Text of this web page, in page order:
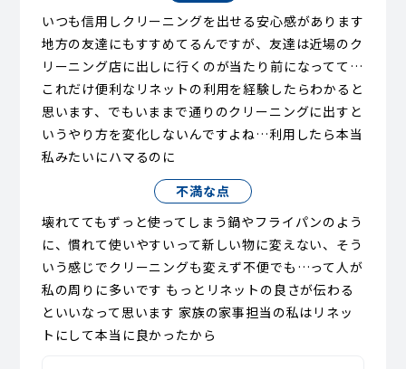
いつも信用しクリーニングを出せる安心感があります
地方の友達にもすすめてるんですが、友達は近場のク
リーニング店に出しに行くのが当たり前になってて…
これだけ便利なリネットの利用を経験したらわかると
思います、でもいままで通りのクリーニングに出すと
いうやり方を変化しないんですよね…利用したら本当
私みたいにハマるのに
不満な点
壊れててもずっと使ってしまう鍋やフライパンのよう
に、慣れて使いやすいって新しい物に変えない、そう
いう感じでクリーニングも変えず不便でも…って人が
私の周りに多いです もっとリネットの良さが伝わる
といいなって思います 家族の家事担当の私はリネッ
トにして本当に良かったから